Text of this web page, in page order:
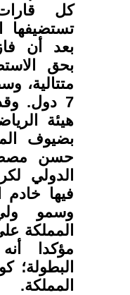
كل قارات
تستضيفها
بعد أن
بحق
متتالية،
7 دول.
هيئة
بضيوف
حسن
الدولي
فيها خادم
وسمو
المملكة
مؤكدا
البطولة؛
المملكة.